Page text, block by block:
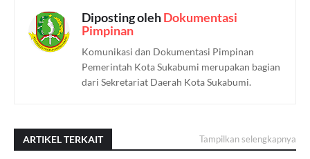
Diposting olehDokumentasi
Pimpinan
Komunikasi dan Dokumentasi Pimpinan
Pemerintah Kota Sukabumi merupakan bagian
dari Sekretariat Daerah Kota Sukabumi.
ARTIKEL TERKAIT Tampilkan selengkapnya